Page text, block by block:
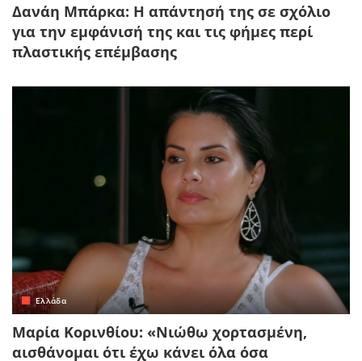
Δανάη Μπάρκα: Η απάντησή της σε σχόλιο
για την εμφάνισή της και τις φήμες περί
πλαστικής επέμβασης
Ελλάδα
Μαρία Κορινθίου: «Νιώθω χορτασμένη,
αισθάνομαι ότι έχω κάνει όλα όσα